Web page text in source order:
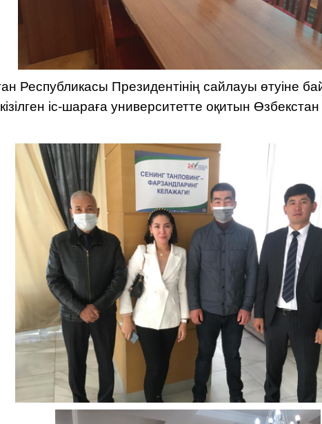
Президентінің сайлауы өтуіне
іс-шараға университетте оқитын